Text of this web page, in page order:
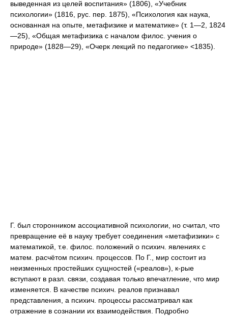
выведенная из целей воспитания» (1806), «Учебник
психологии» (1816, рус. пер. 1875), «Психология как наука,
основанная на опыте, метафизике и математике» (т. 1—2, 1824
—25), «Общая метафизика с началом филос. учения о
природе» (1828—29), «Очерк лекций по педагогике» <1835).
Г. был сторонником ассоциативной психологии, но считал, что
превращение её в науку требует соединения «метафизики» с
математикой, т.е. филос. положений о психич. явлениях с
матем. расчётом психич. процессов. По Г., мир состоит из
неизменных простейших сущностей («реалов»), к-рые
вступают в разл. связи, создавая только впечатление, что мир
изменяется. В качестве психич. реалов признавал
представления, а психич. процессы рассматривал как
отражение в сознании их взаимодействия. Подробно